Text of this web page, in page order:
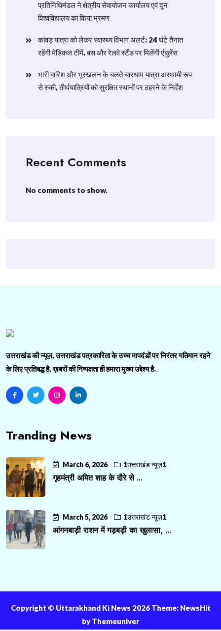
प्रतिनिधिमंडल ने क्षेत्रीय सेवायोजन कार्यालय एवं दून
विश्वविद्यालय का किया भ्रमण
​कांवड़ यात्रा को लेकर स्वास्थ्य विभाग अलर्ट: 24 घंटे तैनात
रहेंगी मेडिकल टीमें, बस और रेलवे स्टैंड पर मिलेंगी एंबुलेंस
​भारी बारिश और भूस्खलन के चलते चारधाम यात्रा अस्थायी रूप
से रुकी, तीर्थयात्रियों को सुरक्षित स्थानों पर ठहरने के निर्देश
Recent Comments
No comments to show.
उत्तराखंड की न्यूज़, उत्तराखंड पत्रकारिता के उच्च मापदंडों पर निरंतर गतिमान रहने
के लिए प्रतिबद्ध है. ख़बरों की निष्पक्षता ही हमारा मुख्य उद्देश्य है.
Tranding News
March 6, 2026 1उत्तराखंड न्यूज़1
गृहमंत्री अमित शाह के दौरे से ...
March 5, 2026 1उत्तराखंड न्यूज़1
आंगनबाड़ी राशन में गड़बड़ी का खुलासा, ...
Copyright ©️ Uttarakhand Ki News 2026 Theme: NewsHit
by Themeuniver